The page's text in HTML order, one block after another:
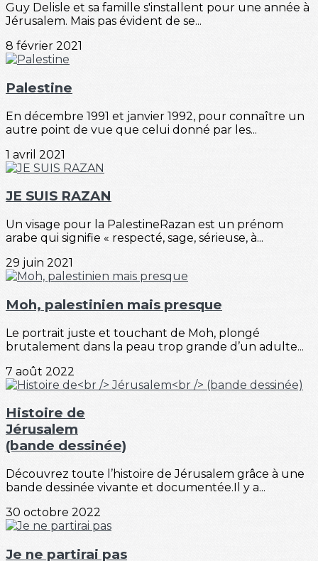
Guy Delisle et sa famille s'installent pour une année à
Jérusalem. Mais pas évident de se...
8 février 2021
Palestine
En décembre 1991 et janvier 1992, pour connaître un
autre point de vue que celui donné par les...
1 avril 2021
JE SUIS RAZAN
Un visage pour la PalestineRazan est un prénom
arabe qui signifie « respecté, sage, sérieuse, à...
29 juin 2021
Moh, palestinien mais presque
Le portrait juste et touchant de Moh, plongé
brutalement dans la peau trop grande d’un adulte...
7 août 2022
Histoire de
Jérusalem
(bande dessinée)
Découvrez toute l’histoire de Jérusalem grâce à une
bande dessinée vivante et documentée.Il y a...
30 octobre 2022
Je ne partirai pas